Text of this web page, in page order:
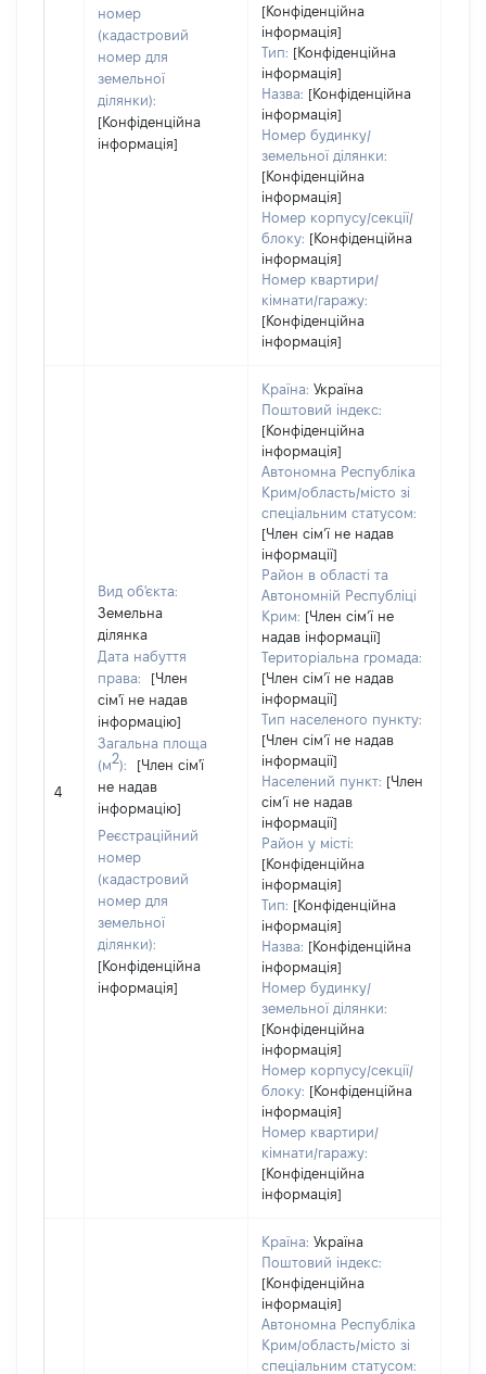
номер
(кадастровий
номер для
земельної
ділянки):
[Конфіденційна
інформація]
[Конфіденційна
інформація]
Тип: [Конфіденційна
інформація]
Назва: [Конфіденційна
інформація]
Номер будинку/
земельної ділянки:
[Конфіденційна
інформація]
Номер корпусу/секції/
блоку: [Конфіденційна
інформація]
Номер квартири/
кімнати/гаражу:
[Конфіденційна
інформація]
4
Вид об'єкта:
Земельна
ділянка
Дата набуття
права:
[Член
сім'ї не надав
інформацію]
Загальна площа
(м2):
[Член сім'ї
не надав
інформацію]
Реєстраційний
номер
(кадастровий
номер для
земельної
ділянки):
[Конфіденційна
інформація]
Країна: Україна
Поштовий індекс:
[Конфіденційна
інформація]
Автономна Республіка
Крим/область/місто зі
спеціальним статусом:
[Член сімʼї не надав
інформації]
Район в області та
Автономній Республіці
Крим: [Член сімʼї не
надав інформації]
Територіальна громада:
[Член сімʼї не надав
інформації]
Тип населеного пункту:
[Член сімʼї не надав
інформації]
Населений пункт: [Член
сімʼї не надав
інформації]
Район у місті:
[Конфіденційна
інформація]
Тип: [Конфіденційна
інформація]
Назва: [Конфіденційна
інформація]
Номер будинку/
земельної ділянки:
[Конфіденційна
інформація]
Номер корпусу/секції/
блоку: [Конфіденційна
інформація]
Номер квартири/
кімнати/гаражу:
[Конфіденційна
інформація]
Країна: Україна
Поштовий індекс:
[Конфіденційна
інформація]
Автономна Республіка
Крим/область/місто зі
спеціальним статусом: